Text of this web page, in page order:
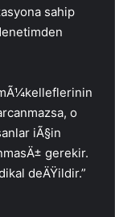
sahip
o
iÃ§in
gerekir.
deÄŸildir.”